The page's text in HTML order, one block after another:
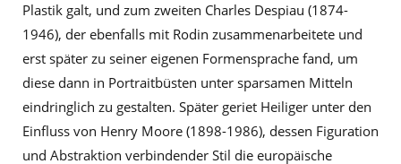
Plastik galt, und zum zweiten Charles Despiau (1874-
1946), der ebenfalls mit Rodin zusammenarbeitete und
erst später zu seiner eigenen Formensprache fand, um
diese dann in Portraitbüsten unter sparsamen Mitteln
eindringlich zu gestalten. Später geriet Heiliger unter den
Einfluss von Henry Moore (1898-1986), dessen Figuration
und Abstraktion verbindender Stil die europäische